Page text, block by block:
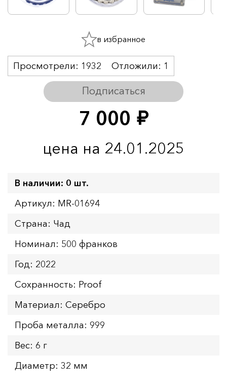
7 000 руб.
цена на 24.01.2025
Подписаться
Просмотрели: 1932 Отложили: 1
в избранное
В наличии: 0 шт.
Артикул: MR-01694
Страна: Чад
Номинал: 500 франков
Год: 2022
Сохранность: Proof
Материал: Серебро
Проба металла: 999
Вес: 6 г
Диаметр: 32 мм